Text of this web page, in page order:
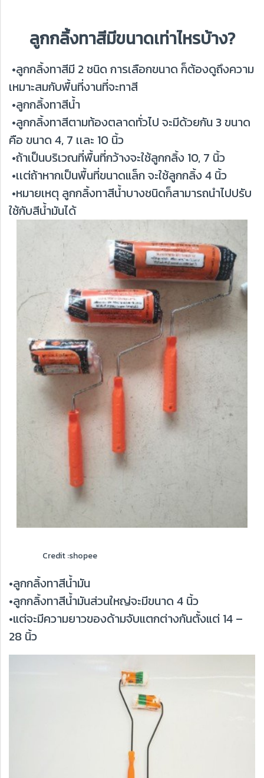
ลูกกลิ้งทาสีมีขนาดเท่าไหรบ้าง?
•ลูกกลิ้งทาสีมี 2 ชนิด การเลือกขนาด ก็ต้องดูถึงความ
เหมาะสมกับพื้นที่งานที่จะทาสี
•ลูกกลิ้งทาสีน้ำ
•ลูกกลิ้งทาสีตามท้องตลาดทั่วไป จะมีด้วยกัน 3 ขนาด
คือ ขนาด 4, 7 เเละ 10 นิ้ว
•ถ้าเป็นบริเวณที่พื้นที่กว้างจะใช้ลูกกลิ้ง 10, 7 นิ้ว
•เเต่ถ้าหากเป็นพื้นที่ขนาดแล็ก จะใช้ลูกกลิ้ง 4 นิ้ว
•หมายเหตุ ลูกกลิ้งทาสีน้ำบางชนิดก็สามารถนำไปปรับ
ใช้กับสีน้ำมันได้
Credit :shopee
•ลูกกลิ้งทาสีน้ำมัน
•ลูกกลิ้งทาสีน้ำมันส่วนใหญ่จะมีขนาด 4 นิ้ว
•แต่จะมีความยาวของด้ามจับแตกต่างกันตั้งแต่ 14 –
28 นิ้ว